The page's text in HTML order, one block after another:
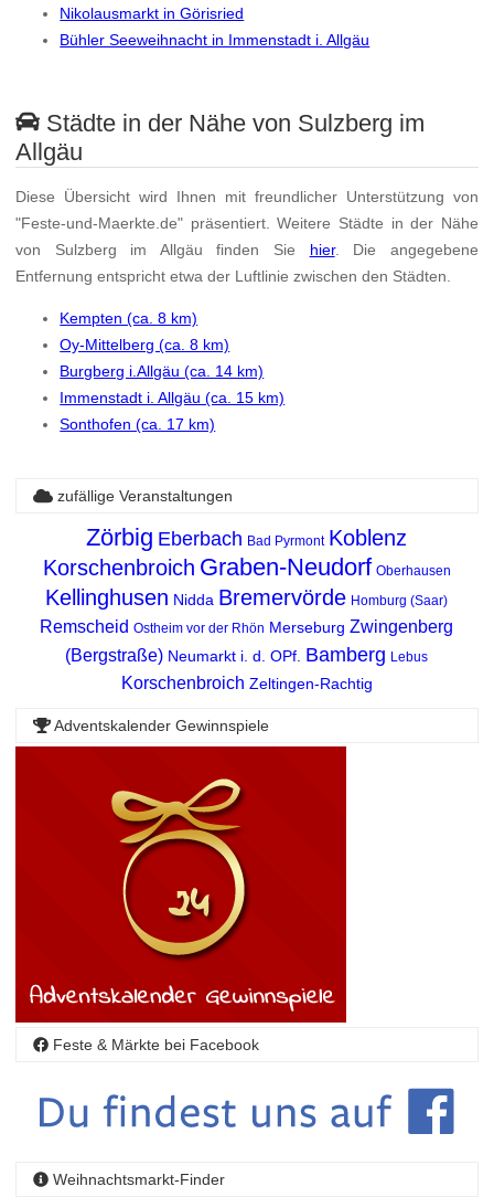
Nikolausmarkt in Görisried
Bühler Seeweihnacht in Immenstadt i. Allgäu
Städte in der Nähe von Sulzberg im
Allgäu
Diese Übersicht wird Ihnen mit freundlicher Unterstützung von
"Feste-und-Maerkte.de" präsentiert. Weitere Städte in der Nähe
von Sulzberg im Allgäu finden Sie hier. Die angegebene
Entfernung entspricht etwa der Luftlinie zwischen den Städten.
Kempten (ca. 8 km)
Oy-Mittelberg (ca. 8 km)
Burgberg i.Allgäu (ca. 14 km)
Immenstadt i. Allgäu (ca. 15 km)
Sonthofen (ca. 17 km)
zufällige Veranstaltungen
Zörbig Eberbach Bad Pyrmont Koblenz
Korschenbroich Graben-Neudorf Oberhausen
Kellinghusen Nidda Bremervörde Homburg (Saar)
Remscheid Ostheim vor der Rhön Merseburg Zwingenberg
(Bergstraße) Neumarkt i. d. OPf. Bamberg Lebus
Korschenbroich Zeltingen-Rachtig
Adventskalender Gewinnspiele
Feste & Märkte bei Facebook
Weihnachtsmarkt-Finder